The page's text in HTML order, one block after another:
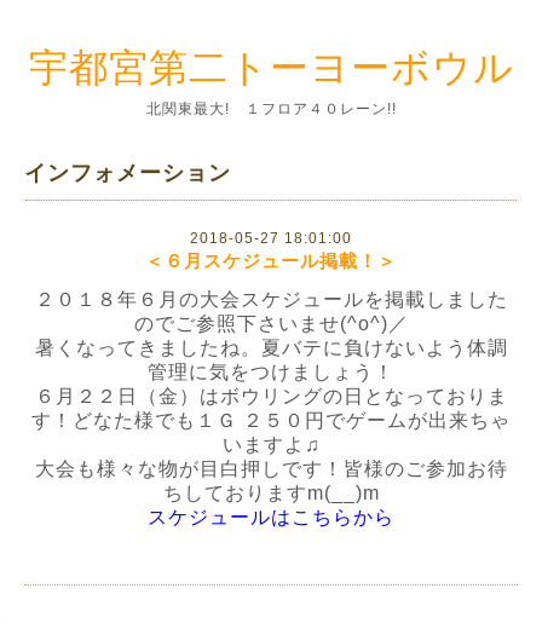
宇都宮第二トーヨーボウル
北関東最大! １フロア４０レーン!!
インフォメーション
2018-05-27 18:01:00
＜６月スケジュール掲載！＞
２０１８年６月の大会スケジュールを掲載しました
のでご参照下さいませ(^o^)／
暑くなってきましたね。夏バテに負けないよう体調
管理に気をつけましょう！
６月２２日（金）はボウリングの日となっておりま
す！どなた様でも１Ｇ ２５０円でゲームが出来ちゃ
いますよ♫
大会も様々な物が目白押しです！皆様のご参加お待
ちしておりますm(__)m
スケジュールはこちらから